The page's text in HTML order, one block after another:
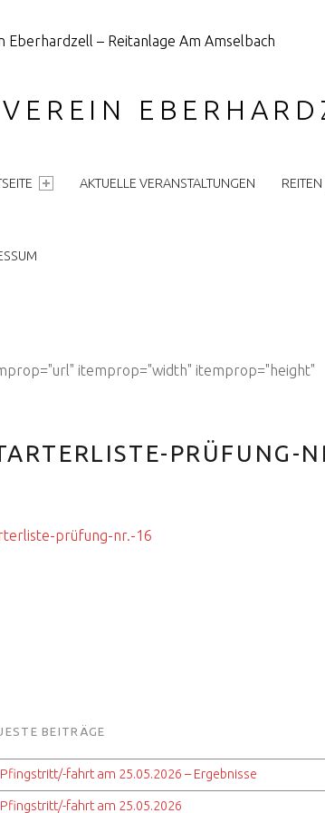
AKTUELLE VERANSTALTUNGEN REITEN
itemprop="width" itemprop="height"
PRÜFUNG-
prüfung-nr.-16
SIDEBARBEITRÄGE
Pfingstritt/-fahrt am 25.05.2026 – Ergebnisse
Pfingstritt/-fahrt am 25.05.2026